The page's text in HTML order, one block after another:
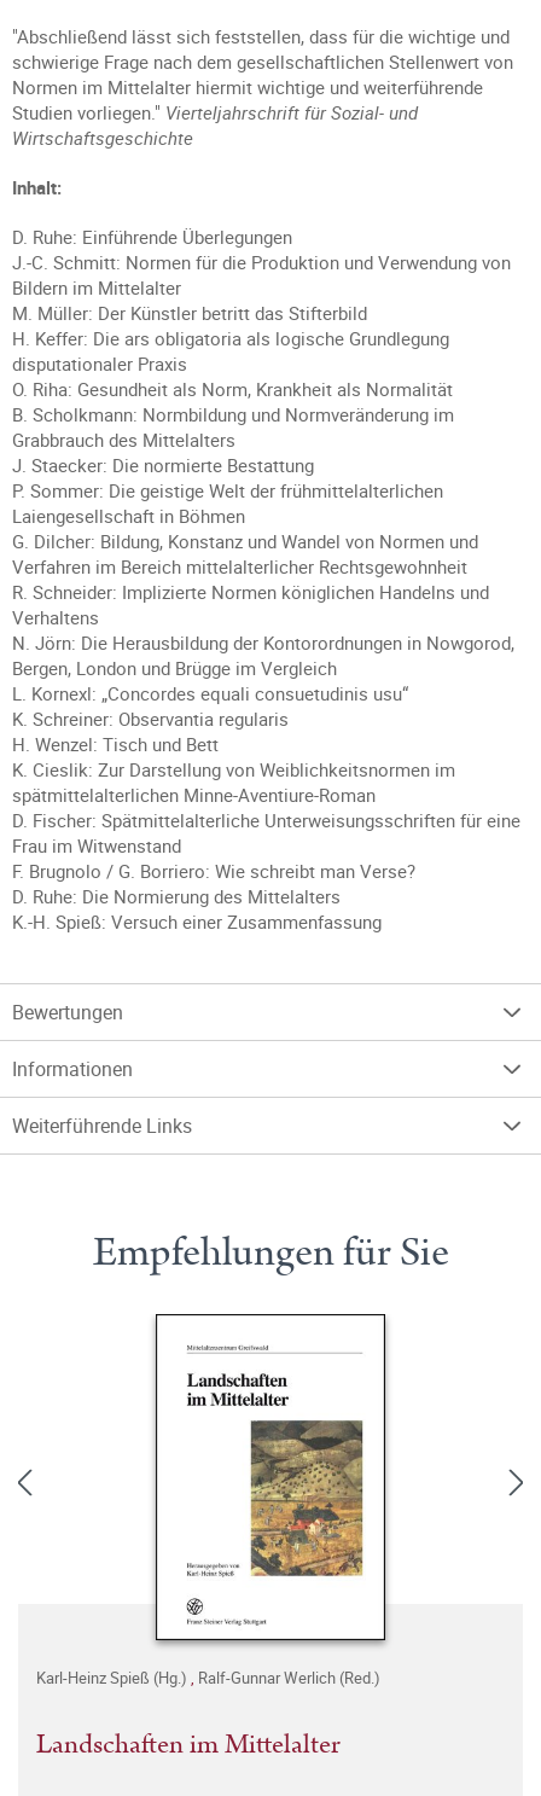
"Abschließend lässt sich feststellen, dass für die wichtige und
schwierige Frage nach dem gesellschaftlichen Stellenwert von
Normen im Mittelalter hiermit wichtige und weiterführende
Studien vorliegen." Vierteljahrschrift für Sozial- und
Wirtschaftsgeschichte
Inhalt:
D. Ruhe: Einführende Überlegungen
J.-C. Schmitt: Normen für die Produktion und Verwendung von
Bildern im Mittelalter
M. Müller: Der Künstler betritt das Stifterbild
H. Keffer: Die ars obligatoria als logische Grundlegung
disputationaler Praxis
O. Riha: Gesundheit als Norm, Krankheit als Normalität
B. Scholkmann: Normbildung und Normveränderung im
Grabbrauch des Mittelalters
J. Staecker: Die normierte Bestattung
P. Sommer: Die geistige Welt der frühmittelalterlichen
Laiengesellschaft in Böhmen
G. Dilcher: Bildung, Konstanz und Wandel von Normen und
Verfahren im Bereich mittelalterlicher Rechtsgewohnheit
R. Schneider: Implizierte Normen königlichen Handelns und
Verhaltens
N. Jörn: Die Herausbildung der Kontorordnungen in Nowgorod,
Bergen, London und Brügge im Vergleich
L. Kornexl: „Concordes equali consuetudinis usu“
K. Schreiner: Observantia regularis
H. Wenzel: Tisch und Bett
K. Cieslik: Zur Darstellung von Weiblichkeitsnormen im
spätmittelalterlichen Minne-Aventiure-Roman
D. Fischer: Spätmittelalterliche Unterweisungsschriften für eine
Frau im Witwenstand
F. Brugnolo / G. Borriero: Wie schreibt man Verse?
D. Ruhe: Die Normierung des Mittelalters
K.-H. Spieß: Versuch einer Zusammenfassung
Bewertungen
Informationen
Weiterführende Links
Empfehlungen für Sie
Karl-Heinz Spieß (Hg.) , Ralf-Gunnar Werlich (Red.)
Landschaften im Mittelalter